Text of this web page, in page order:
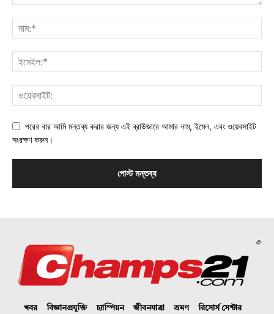
পরের বার আমি মন্তব্য করার জন্য এই ব্রাউজারে আমার নাম, ইমেল, এবং ওয়েবসাইট
সংরক্ষণ করুন।
©
খবর বিজ্ঞানপ্রযুক্তি চ্যাম্পিয়ন জীবনযাত্রা ভ্রমণ
রিসোর্স সেন্টার